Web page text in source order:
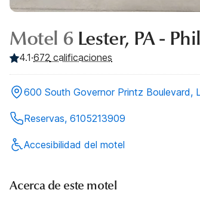
Motel 6 Lester, PA -
4.1·672 calificaciones
600 South Governor Printz Boulevard,
Reservas, 6105213909
Accesibilidad del motel
Acerca de este motel